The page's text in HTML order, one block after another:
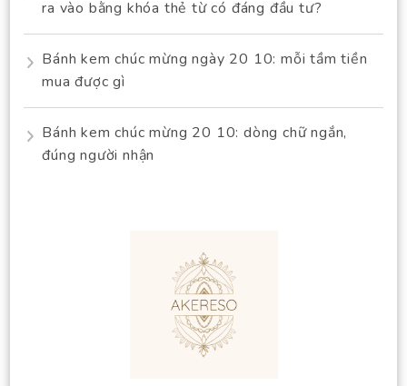
ra vào bằng khóa thẻ từ có đáng đầu tư?
Bánh kem chúc mừng ngày 20 10: mỗi tầm tiền
mua được gì
Bánh kem chúc mừng 20 10: dòng chữ ngắn,
đúng người nhận